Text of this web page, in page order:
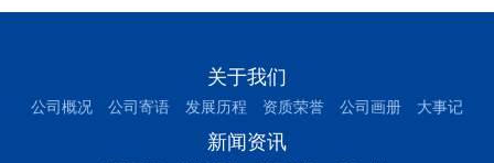
关于我们
公司概况 公司寄语 发展历程 资质荣誉 公司画册 大事记
新闻资讯